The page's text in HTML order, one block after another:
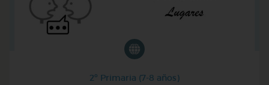
2º Primaria (7-8 años)